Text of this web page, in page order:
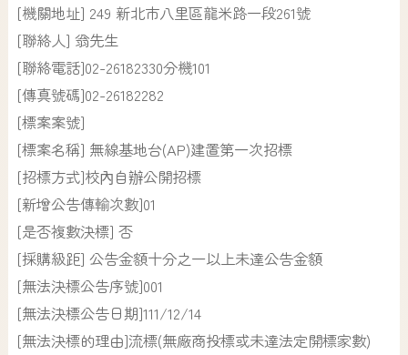
[機關地址] 249 新北市八里區龍米路一段261號
[聯絡人] 翁先生
[聯絡電話]02-26182330分機101
[傳真號碼]02-26182282
[標案案號]
[標案名稱] 無線基地台(AP)建置第一次招標
[招標方式]校內自辦公開招標
[新增公告傳輸次數]01
[是否複數決標] 否
[採購級距] 公告金額十分之一以上未達公告金額
[無法決標公告序號]001
[無法決標公告日期]111/12/14
[無法決標的理由]流標(無廠商投標或未達法定開標家數)